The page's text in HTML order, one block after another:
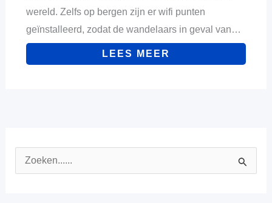
wereld. Zelfs op bergen zijn er wifi punten
geïnstalleerd, zodat de wandelaars in geval van…
LEES MEER